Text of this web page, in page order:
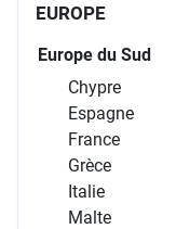
EUROPE
Europe du Sud
Chypre
Espagne
France
Grèce
Italie
Malte